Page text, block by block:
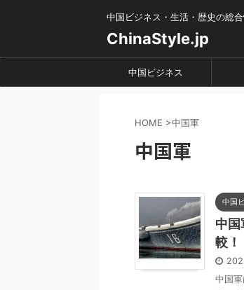
中国ビジネス・生活・歴史の総
ChinaStyle.jp
中国ビジネス
HOME >中国軍
中国軍
中国
中
較！
中国